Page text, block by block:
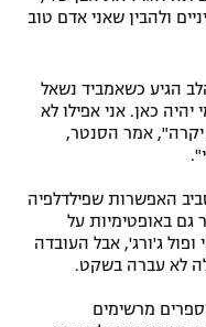
ולהבין שאני אדם טוב
הגיע כשאמביד נשאל
כאן. אני אפילו לא
יקרה", אמר הסנטר,
האפשרות שפילדלפיה
גם באופטימיות על
ופול ג'ורג', אבל העובדה
לא עברה בשקט.
מרשימים